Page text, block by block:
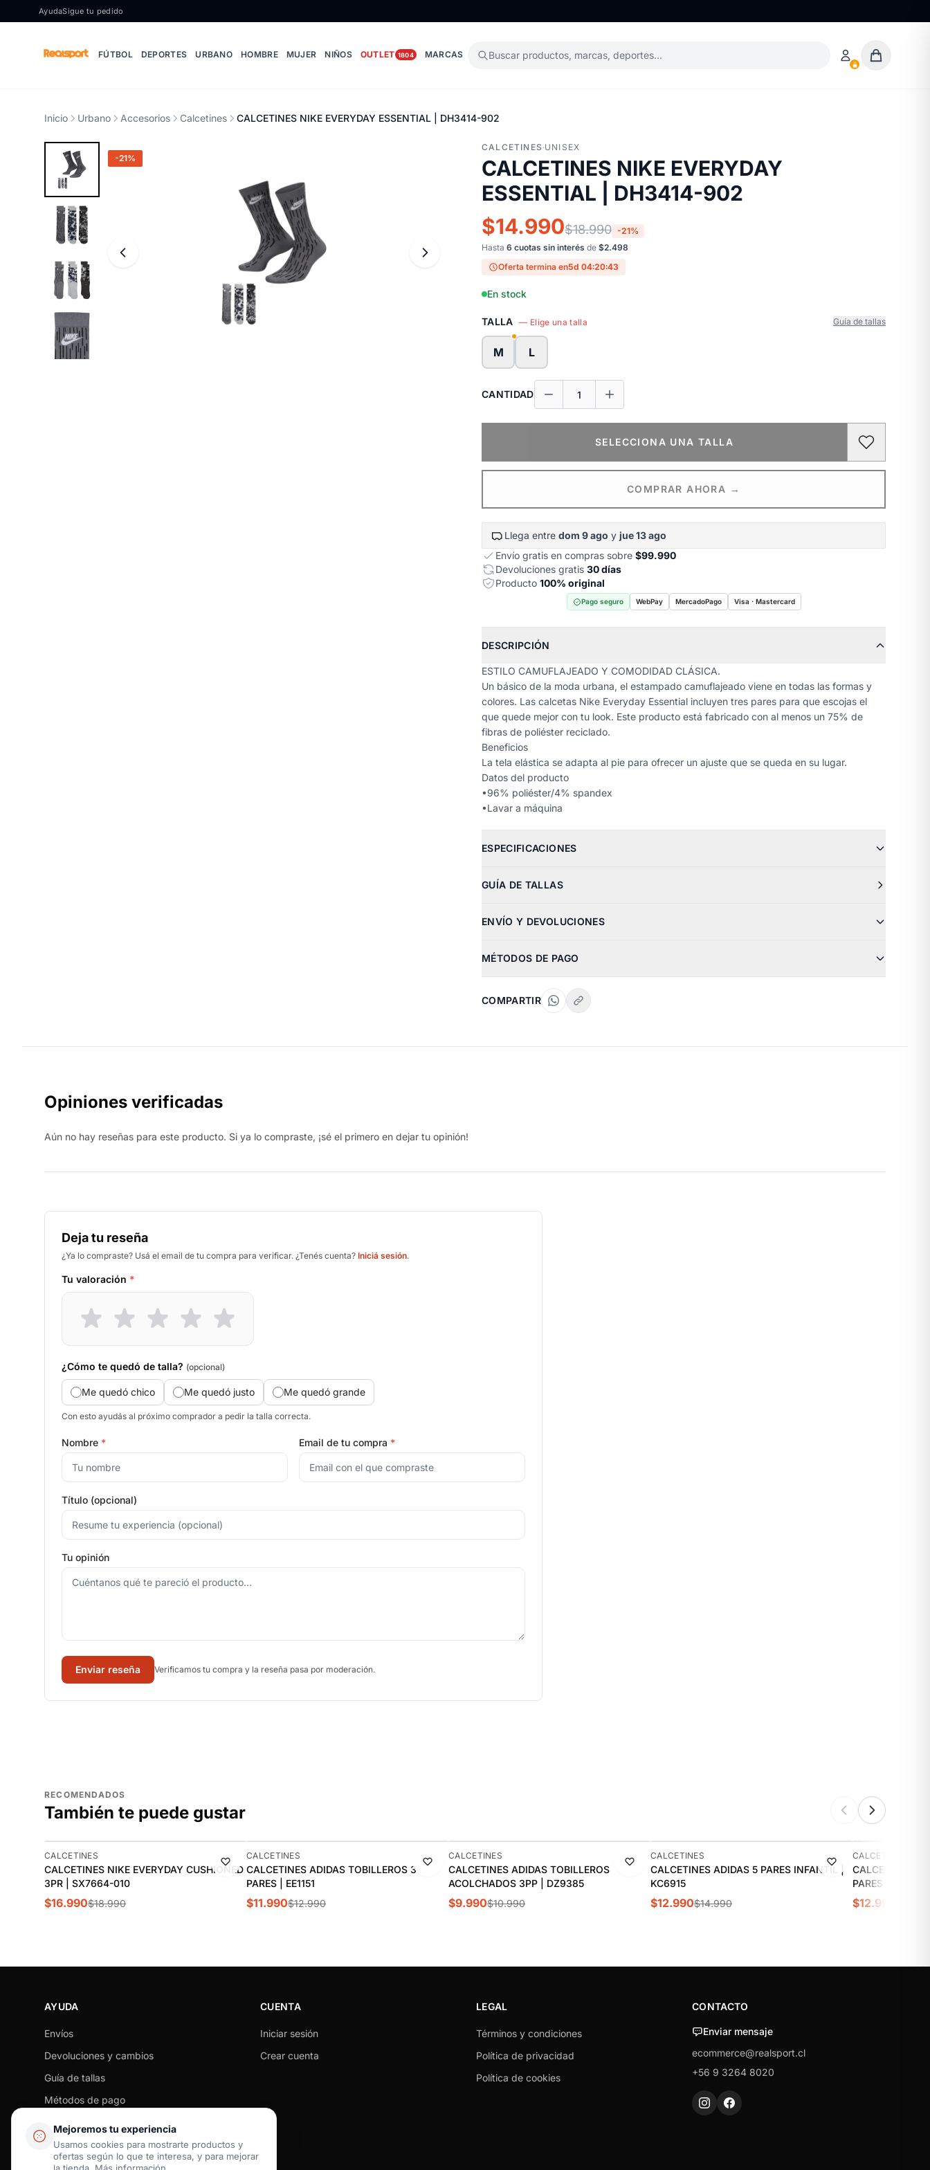
Ir al contenido
Mejoremos tu experiencia
Usamos cookies para mostrarte productos y
ofertas según lo que te interesa, y para mejorar
AyudaSigue tu pedido
FÚTBOL DEPORTES URBANO HOMBRE MUJER NIÑOS OUTLET 1804 MARCAS Buscar productos, marcas, deportes…
Inicio Urbano Accesorios Calcetines CALCETINES NIKE EVERYDAY ESSENTIAL | DH3414-902
-21%
CALCETINES ·UNISEX
CALCETINES NIKE EVERYDAY
ESSENTIAL | DH3414-902
$14.990$18.990 -21%
Hasta 6 cuotas sin interés de $2.498
Oferta termina en5d 04:20:42
En stock
TALLA — Elige una talla Guía de tallas
M L
CANTIDAD
SELECCIONA UNA TALLA
COMPRAR AHORA →
Llega entre dom 9 ago y jue 13 ago
Envío gratis en compras sobre $99.990
Devoluciones gratis 30 días
Producto 100% original
Pago seguro WebPay MercadoPago Visa · Mastercard
DESCRIPCIÓN
ESTILO CAMUFLAJEADO Y COMODIDAD CLÁSICA.
Un básico de la moda urbana, el estampado camuflajeado viene en todas las formas y
colores. Las calcetas Nike Everyday Essential incluyen tres pares para que escojas el
que quede mejor con tu look. Este producto está fabricado con al menos un 75% de
fibras de poliéster reciclado.
Beneficios
La tela elástica se adapta al pie para ofrecer un ajuste que se queda en su lugar.
Datos del producto
•96% poliéster/4% spandex
•Lavar a máquina
ESPECIFICACIONES
GUÍA DE TALLAS
ENVÍO Y DEVOLUCIONES
MÉTODOS DE PAGO
COMPARTIR
Opiniones verificadas
Aún no hay reseñas para este producto. Si ya lo compraste, ¡sé el primero en dejar tu opinión!
Deja tu reseña
¿Ya lo compraste? Usá el email de tu compra para verificar. ¿Tenés cuenta? Iniciá sesión.
Tu valoración *
¿Cómo te quedó de talla? (opcional)
Me quedó chico Me quedó justo Me quedó grande
Con esto ayudás al próximo comprador a pedir la talla correcta.
Nombre * Email de tu compra *
Título (opcional)
Tu opinión
Enviar reseña Verificamos tu compra y la reseña pasa por moderación.
RECOMENDADOS
También te puede gustar
-11%
CALCETINES
CALCETINES NIKE EVERYDAY CUSHIONED
3PR | SX7664-010
$16.990$18.990
-8%
CALCETINES
CALCETINES ADIDAS TOBILLEROS 3
PARES | EE1151
$11.990$12.990
-9%
CALCETINES
CALCETINES ADIDAS TOBILLEROS
ACOLCHADOS 3PP | DZ9385
$9.990$10.990
-13%
CALCETINES
CALCETINES ADIDAS 5 PARES INFANTIL |
KC6915
$12.990$14.990
-13%
CALCETINES
CALCETINES
PARES | KC9631
$12.990
AYUDA
Envíos
Devoluciones y cambios
Guía de tallas
Métodos de pago
Preguntas frecuentes
Contacto
CUENTA
Iniciar sesión
Crear cuenta
LEGAL
Términos y condiciones
Política de privacidad
Política de cookies
CONTACTO
Enviar mensaje
ecommerce@realsport.cl
+56 9 3264 8020